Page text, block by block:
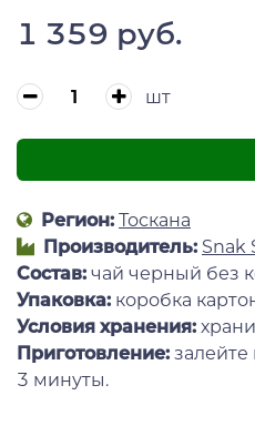
1 359 руб.
шт
Регион: Тоскана
Производитель: Snak
Состав: чай черный без
Упаковка: коробка
Условия хранения:
Приготовление:
3 минуты.